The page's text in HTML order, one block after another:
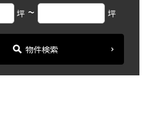
坪 ~ 坪
物件検索